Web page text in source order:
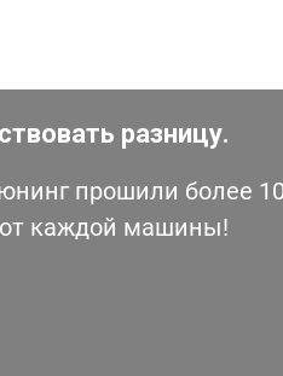
разницу.
прошили более
каждой машины!